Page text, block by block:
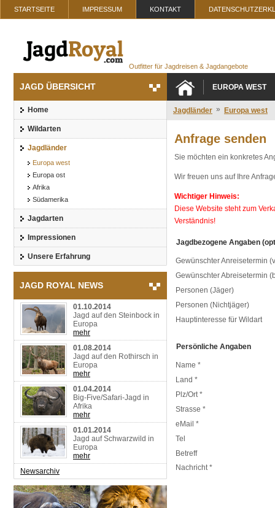
STARTSEITE IMPRESSUM KONTAKT
Outfitter für Jagdreisen & Jagdangebote
JAGD ÜBERSICHT
Home
Wildarten
Jagdländer
Europa west
Europa ost
Afrika
Südamerika
Jagdarten
Impressionen
Unsere Erfahrung
JAGD ROYAL NEWS
01.10.2014
Jagd auf den Steinbock in
Europa
mehr
01.08.2014
Jagd auf den Rothirsch in
Europa
mehr
01.04.2014
Big-Five/Safari-Jagd in
Afrika
mehr
01.01.2014
Jagd auf Schwarzwild in
Europa
mehr
Newsarchiv
EUROPA WEST
Jagdländer » Europa west
Anfrage senden
Sie möchten ein konkretes
Wir freuen uns auf Ihre
Wichtiger Hinweis:
Diese Website steht zum
Verständnis!
Jagdbezogene Angaben
Gewünschter Anreisetermin
Gewünschter Abreisetermin
Personen (Jäger)
Personen (Nichtjäger)
Hauptinteresse für Wildart
Persönliche Angaben
Name *
Land *
Plz/Ort *
Strasse *
eMail *
Tel
Betreff
Nachricht *